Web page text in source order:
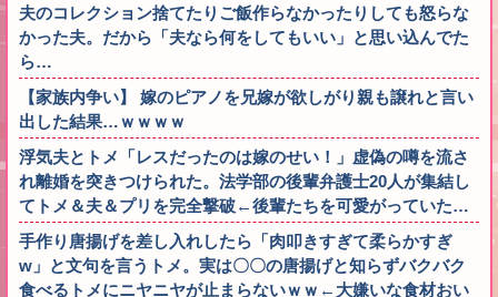
夫のコレクション捨てたりご飯作らなかったりしても怒らな
かった夫。だから「夫なら何をしてもいい」と思い込んでた
ら…
【家族内争い】 嫁のピアノを兄嫁が欲しがり親も譲れと言い
出した結果…ｗｗｗｗ
浮気夫とトメ「レスだったのは嫁のせい！」虚偽の噂を流さ
れ離婚を突きつけられた。法学部の後輩弁護士20人が集結し
てトメ＆夫＆プリを完全撃破←後輩たちを可愛がっていた…
手作り唐揚げを差し入れしたら「肉叩きすぎて柔らかすぎ
w」と文句を言うトメ。実は〇〇の唐揚げと知らずバクバク
食べるトメにニヤニヤが止まらないｗｗ←大嫌いな食材おい